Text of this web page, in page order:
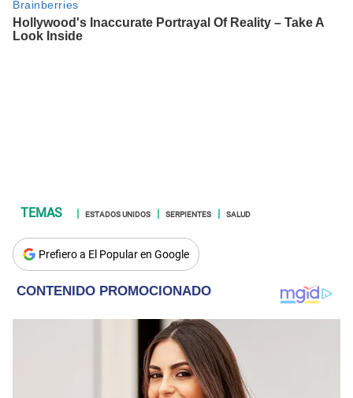
ESTADOS UNIDOS SERPIENTES SALUD
Prefiero a El Popular en Google